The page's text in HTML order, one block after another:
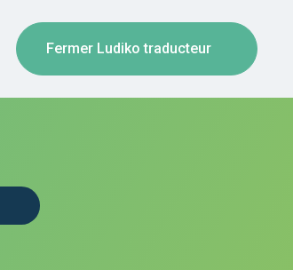
Fermer Ludiko traducteur